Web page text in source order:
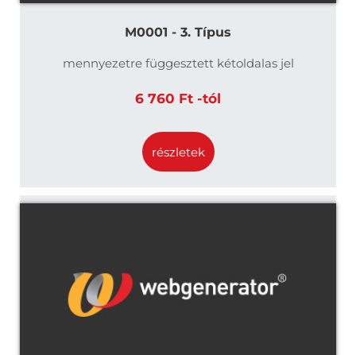
M0001 - 3. Típus
mennyezetre függesztett kétoldalas jel
6 760 Ft -tól
részletek